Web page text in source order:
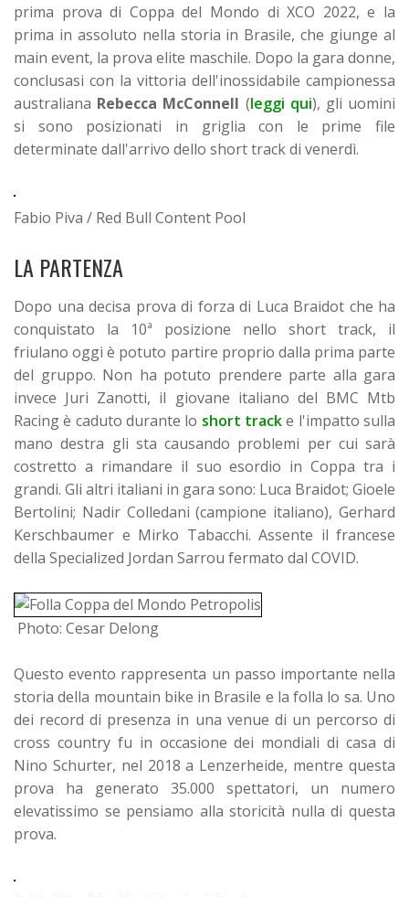
prima prova di Coppa del Mondo di XCO 2022, e la
prima in assoluto nella storia in Brasile, che giunge al
main event, la prova elite maschile. Dopo la gara donne,
conclusasi con la vittoria dell'inossidabile campionessa
australiana Rebecca McConnell (leggi qui), gli uomini
si sono posizionati in griglia con le prime file
determinate dall'arrivo dello short track di venerdì.
Fabio Piva / Red Bull Content Pool
LA PARTENZA
Dopo una decisa prova di forza di Luca Braidot che ha
conquistato la 10ª posizione nello short track, il
friulano oggi è potuto partire proprio dalla prima parte
del gruppo. Non ha potuto prendere parte alla gara
invece Juri Zanotti, il giovane italiano del BMC Mtb
Racing è caduto durante lo short tracke l'impatto sulla
mano destra gli sta causando problemi per cui sarà
costretto a rimandare il suo esordio in Coppa tra i
grandi. Gli altri italiani in gara sono: Luca Braidot; Gioele
Bertolini; Nadir Colledani (campione italiano), Gerhard
Kerschbaumer e Mirko Tabacchi. Assente il francese
della Specialized Jordan Sarrou fermato dal COVID.
Photo: Cesar Delong
Questo evento rappresenta un passo importante nella
storia della mountain bike in Brasile e la folla lo sa. Uno
dei record di presenza in una venue di un percorso di
cross country fu in occasione dei mondiali di casa di
Nino Schurter, nel 2018 a Lenzerheide, mentre questa
prova ha generato 35.000 spettatori, un numero
elevatissimo se pensiamo alla storicità nulla di questa
prova.